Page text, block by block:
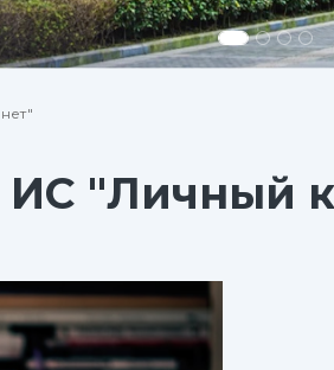
ИС "Личный